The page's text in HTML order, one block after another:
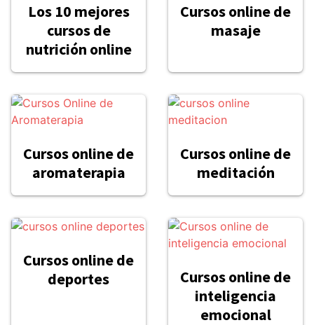
Los 10 mejores
cursos de
nutrición online
Cursos online de
masaje
Cursos online de
aromaterapia
Cursos online de
meditación
Cursos online de
deportes
Cursos online de
inteligencia
emocional